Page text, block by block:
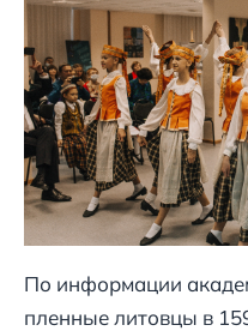
По информации
пленные литовцы в